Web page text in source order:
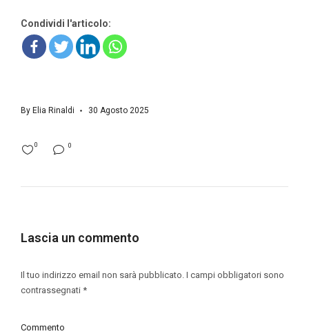
Condividi l'articolo:
By Elia Rinaldi 30 Agosto 2025
0
0
Lascia un commento
Il tuo indirizzo email non sarà pubblicato. I campi obbligatori sono
contrassegnati *
Commento